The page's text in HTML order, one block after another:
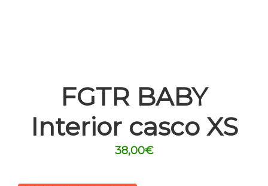
FGTR BABY
Interior casco XS
38,00€